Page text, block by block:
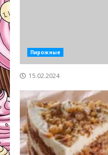
Пирожные
15.02.2024